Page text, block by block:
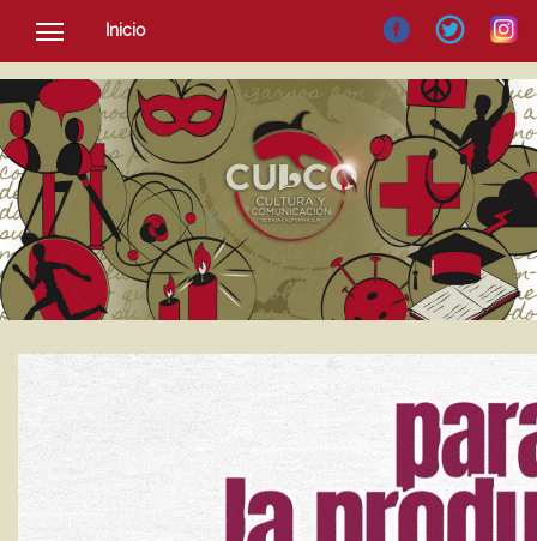
Inicio
SOCIEDAD
CULTURA
NOTICIAS